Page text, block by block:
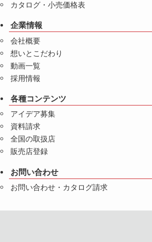
カタログ・小売価格表
企業情報
会社概要
想いとこだわり
動画一覧
採用情報
各種コンテンツ
アイデア募集
資料請求
全国の取扱店
販売店登録
お問い合わせ
お問い合わせ・カタログ請求